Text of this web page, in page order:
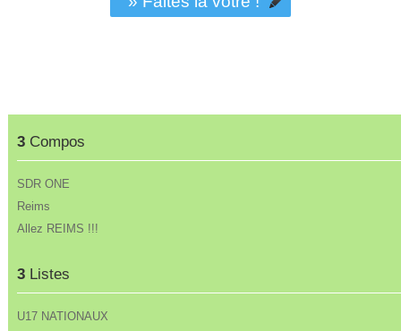
3Compos
SDR ONE
Reims
Allez REIMS !!!
3Listes
U17 NATIONAUX